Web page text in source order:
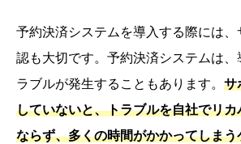
予約決済システムを導入する際には、
認も大切です。予約決済システムは、
ラブルが発生することもあります。 サ
していないと、トラブルを自社でリ
ならず、多くの時間がかかってしま